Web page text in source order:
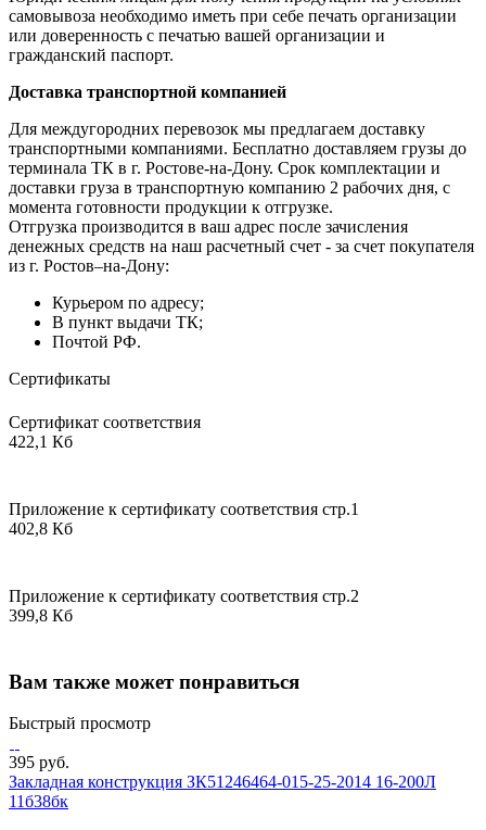
самовывоза необходимо иметь при себе печать организации
или доверенность с печатью вашей организации и
гражданский паспорт.
Доставка транспортной компанией
Для междугородних перевозок мы предлагаем доставку
транспортными компаниями. Бесплатно доставляем грузы до
терминала ТК в г. Ростове-на-Дону. Срок комплектации и
доставки груза в транспортную компанию 2 рабочих дня, с
момента готовности продукции к отгрузке.
Отгрузка производится в ваш адрес после зачисления
денежных средств на наш расчетный счет - за счет покупателя
из г. Ростов–на-Дону:
Курьером по адресу;
В пункт выдачи ТК;
Почтой РФ.
Сертификаты
Сертификат соответствия
422,1 Кб
Приложение к сертификату соответствия стр.1
402,8 Кб
Приложение к сертификату соответствия стр.2
399,8 Кб
Вам также может понравиться
Быстрый просмотр
395 руб.
Закладная конструкция ЗК51246464-015-25-2014 16-200Л
11б38бк